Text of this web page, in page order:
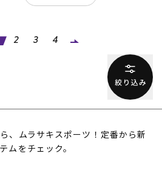
2 3 4
、ムラサキスポーツ！定番から新
ムをチェック。